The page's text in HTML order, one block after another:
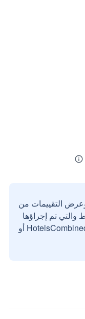
التقييمات من
والتي تم إجراؤها
بواسطة مستخدمين حقيقيين مع HotelsCombined أو